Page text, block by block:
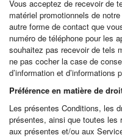
Vous acceptez de recevoir de
matériel promotionnels de
autre forme de contact que
numéro de téléphone pour les
souhaitez pas recevoir de tels
ne pas cocher la case de
d’information et d’informations
Préférence en matière de
Les présentes Conditions, les
présentes, ainsi que toutes
aux présentes et/ou aux